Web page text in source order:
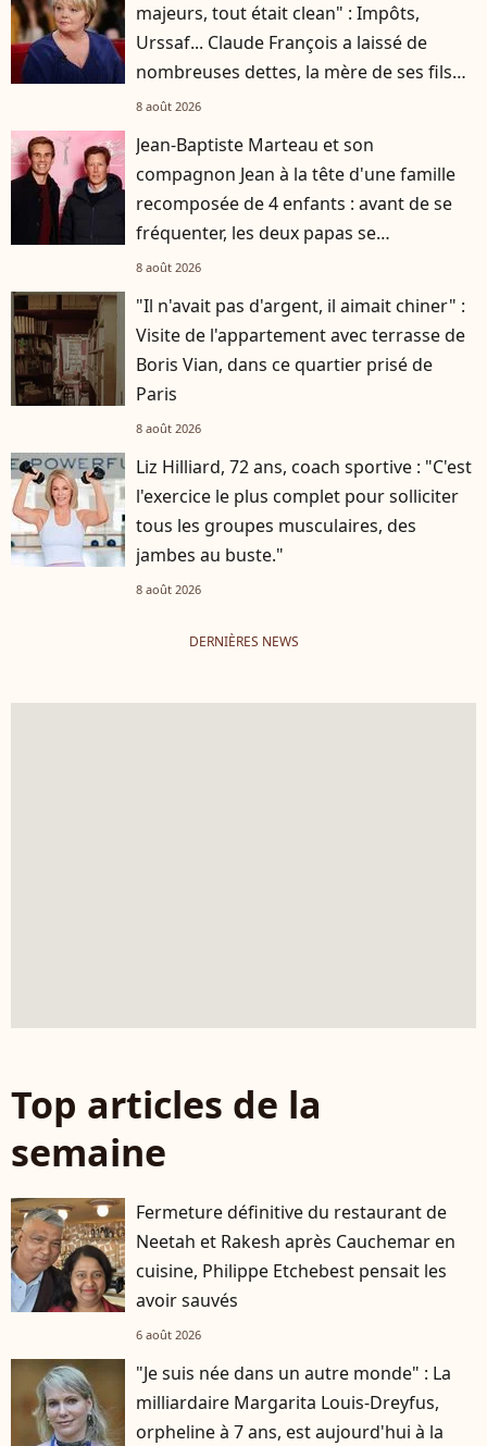
majeurs, tout était clean" : Impôts,
Urssaf... Claude François a laissé de
nombreuses dettes, la mère de ses fils
s'est occupée de tout
8 août 2026
Jean-Baptiste Marteau et son
compagnon Jean à la tête d'une famille
recomposée de 4 enfants : avant de se
fréquenter, les deux papas se
connaissaient depuis des années
8 août 2026
"Il n'avait pas d'argent, il aimait chiner" :
Visite de l'appartement avec terrasse de
Boris Vian, dans ce quartier prisé de
Paris
8 août 2026
Liz Hilliard, 72 ans, coach sportive : "C'est
l'exercice le plus complet pour solliciter
tous les groupes musculaires, des
jambes au buste."
8 août 2026
DERNIÈRES NEWS
Top articles de la
semaine
Fermeture définitive du restaurant de
Neetah et Rakesh après Cauchemar en
cuisine, Philippe Etchebest pensait les
avoir sauvés
6 août 2026
"Je suis née dans un autre monde" : La
milliardaire Margarita Louis-Dreyfus,
orpheline à 7 ans, est aujourd'hui à la